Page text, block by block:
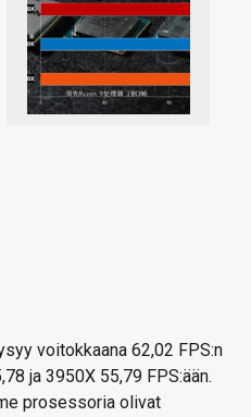
voitokkaana 62,02 FPS:n
ja 3950X 55,79 FPS:ään.
prosessoria olivat